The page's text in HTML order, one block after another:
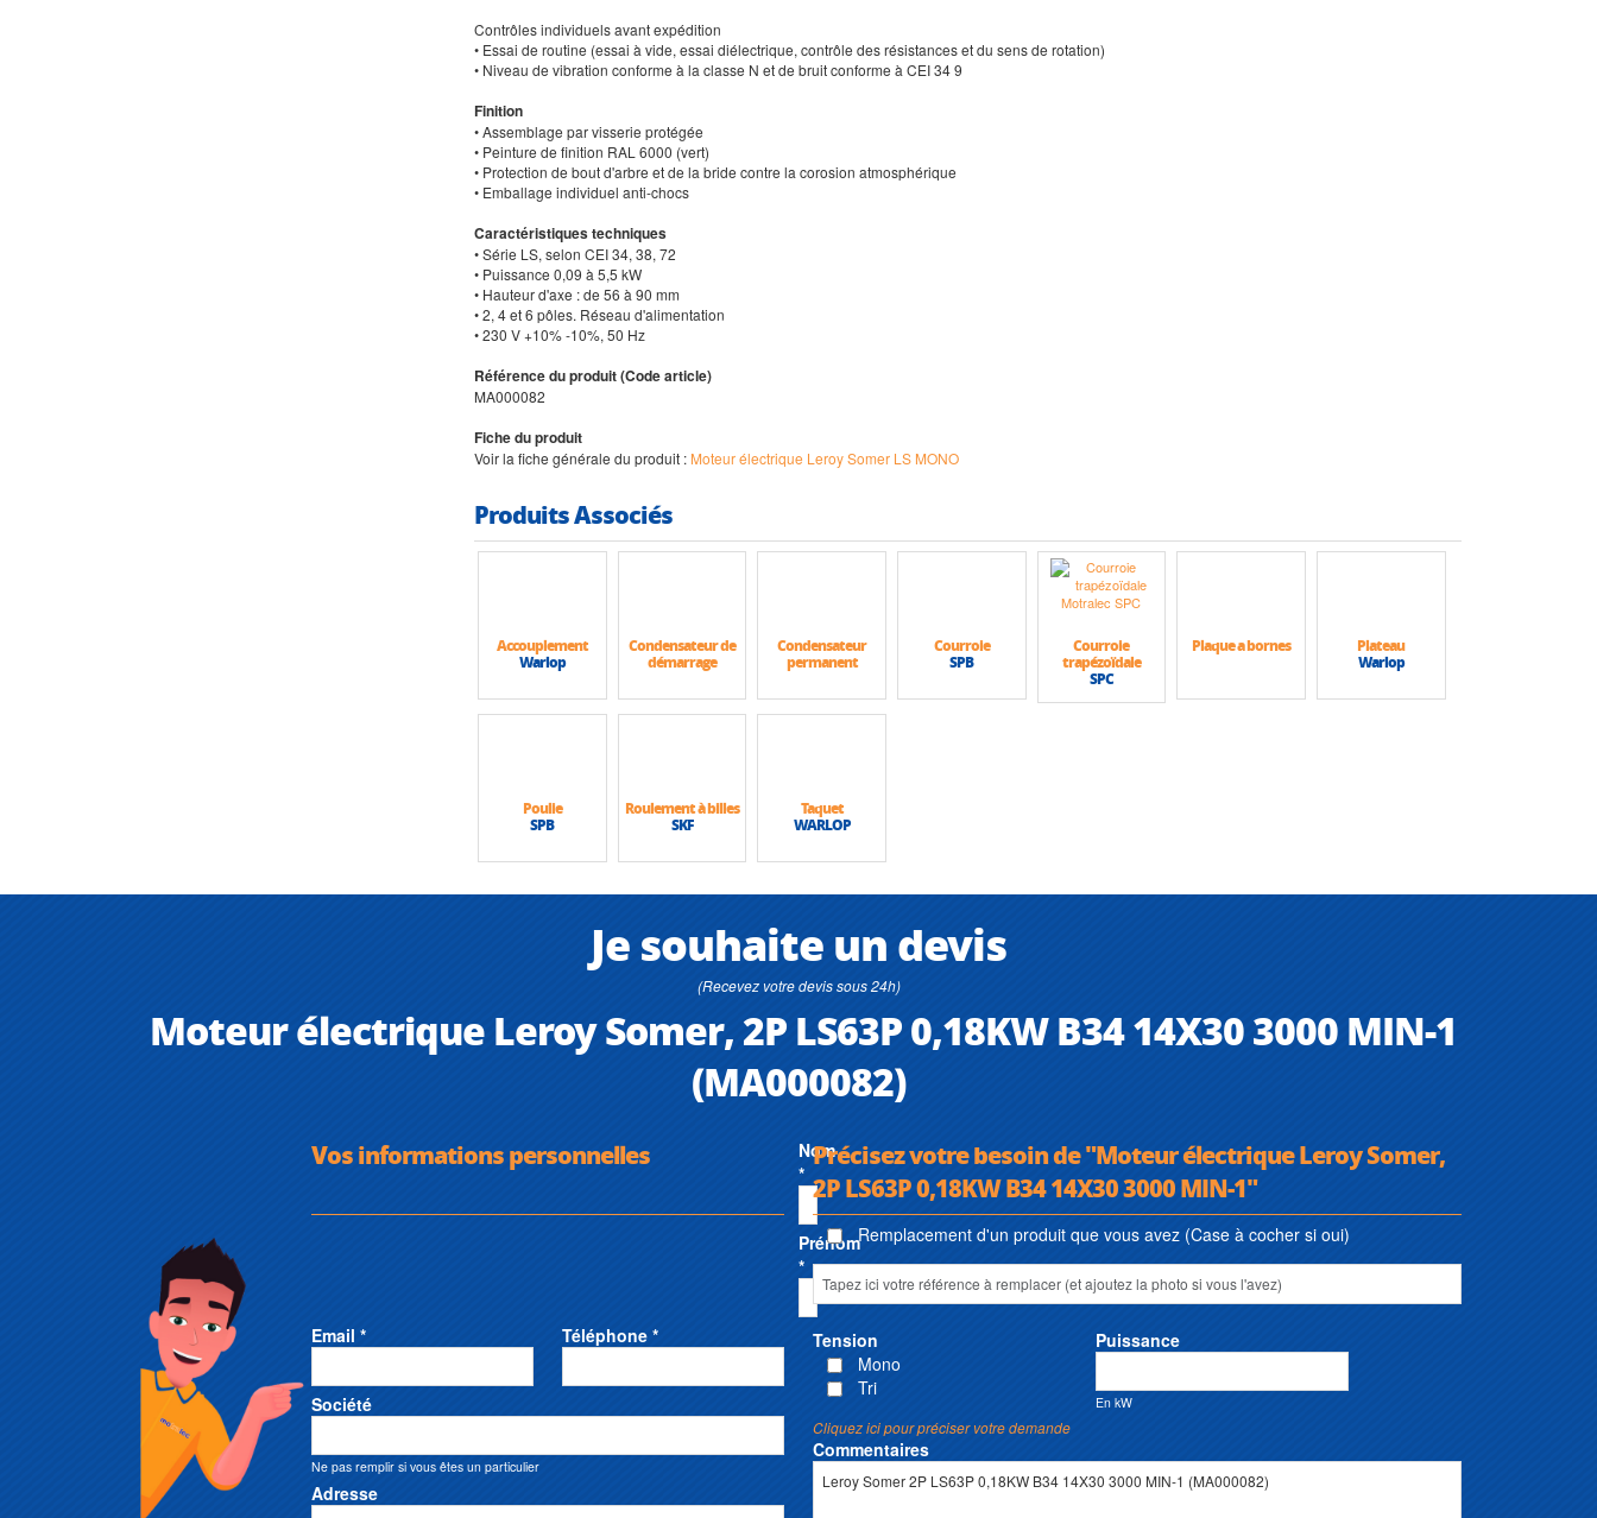
Contrôles individuels avant expédition
• Essai de routine (essai à vide, essai diélectrique, contrôle des résistances et du sens de rotation)
• Niveau de vibration conforme à la classe N et de bruit conforme à CEI 34 9
Finition
• Assemblage par visserie protégée
• Peinture de finition RAL 6000 (vert)
• Protection de bout d'arbre et de la bride contre la corosion atmosphérique
• Emballage individuel anti-chocs
Caractéristiques techniques
• Série LS, selon CEI 34, 38, 72
• Puissance 0,09 à 5,5 kW
• Hauteur d'axe : de 56 à 90 mm
• 2, 4 et 6 pôles. Réseau d'alimentation
• 230 V +10% -10%, 50 Hz
Référence du produit (Code article)
MA000082
Fiche du produit
Voir la fiche générale du produit : Moteur électrique Leroy Somer LS MONO
Produits Associés
Accouplement
Warlop
Condensateur de
démarrage
Condensateur
permanent
Courroie
SPB
Courroie
trapézoïdale
SPC
Plaque a bornes
Plateau
Warlop
Poulie
SPB
Roulement à billes
SKF
Taquet
WARLOP
Je souhaite un devis
(Recevez votre devis sous 24h)
Moteur électrique Leroy Somer, 2P LS63P 0,18KW B34 14X30 3000 MIN-1
(MA000082)
Vos informations personnelles
Nom
*
Prénom
*
Email * Téléphone *
Société
Ne pas remplir si vous êtes un particulier
Adresse
Précisez votre besoin de "Moteur électrique Leroy Somer,
2P LS63P 0,18KW B34 14X30 3000 MIN-1"
Remplacement d'un produit que vous avez (Case à cocher si oui)
Tension
Mono
Tri
Puissance
En kW
Cliquez ici pour préciser votre demande
Commentaires